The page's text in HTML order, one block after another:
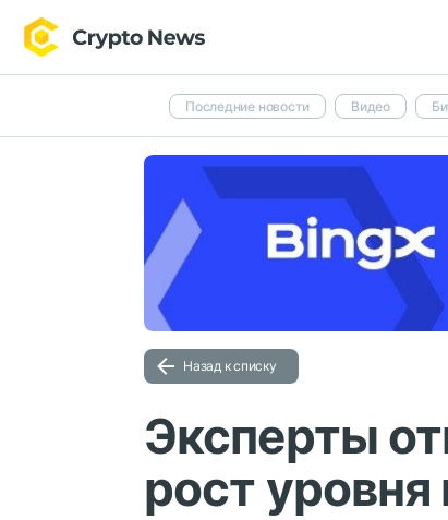
Последние новости Видео
Назад к списку
Эксперты
рост уровня